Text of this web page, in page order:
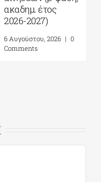
ακαδημ. έτος
2026-2027)
6 Αυγούστου, 2026 | 0
Comments